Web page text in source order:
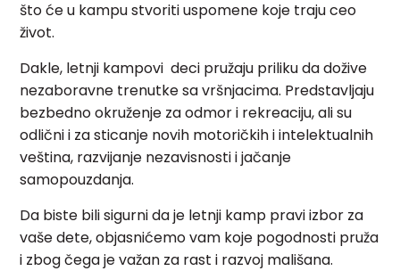
što će u kampu stvoriti uspomene koje traju ceo
život.
Dakle, letnji kampovi deci pružaju priliku da dožive
nezaboravne trenutke sa vršnjacima. Predstavljaju
bezbedno okruženje za odmor i rekreaciju, ali su
odlični i za sticanje novih motoričkih i intelektualnih
veština, razvijanje nezavisnosti i jačanje
samopouzdanja.
Da biste bili sigurni da je letnji kamp pravi izbor za
vaše dete, objasnićemo vam koje pogodnosti pruža
i zbog čega je važan za rast i razvoj mališana.